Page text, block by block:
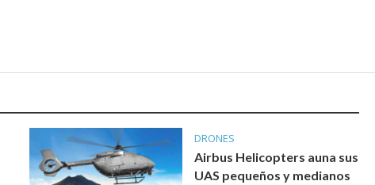
DRONES
Airbus Helicopters auna sus
UAS pequeños y medianos